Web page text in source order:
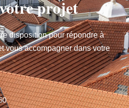
projet
disposition pour répondre à
vous accompagner dans votre